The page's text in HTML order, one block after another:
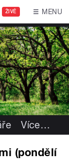
ŽIVĚ MENU
Více…
(pondělí